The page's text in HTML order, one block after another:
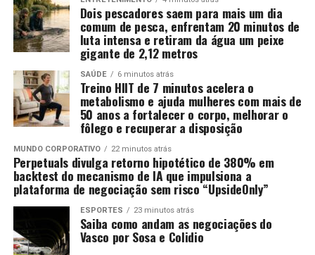
Dois pescadores saem para mais um dia
comum de pesca, enfrentam 20 minutos de
luta intensa e retiram da água um peixe
gigante de 2,12 metros
SAÚDE 6 minutos atrás
Treino HIIT de 7 minutos acelera o
metabolismo e ajuda mulheres com mais de
50 anos a fortalecer o corpo, melhorar o
fôlego e recuperar a disposição
MUNDO CORPORATIVO 22 minutos atrás
Perpetuals divulga retorno hipotético de 380% em
backtest do mecanismo de IA que impulsiona a
plataforma de negociação sem risco “UpsideOnly”
ESPORTES 23 minutos atrás
Saiba como andam as negociações do
Vasco por Sosa e Colidio